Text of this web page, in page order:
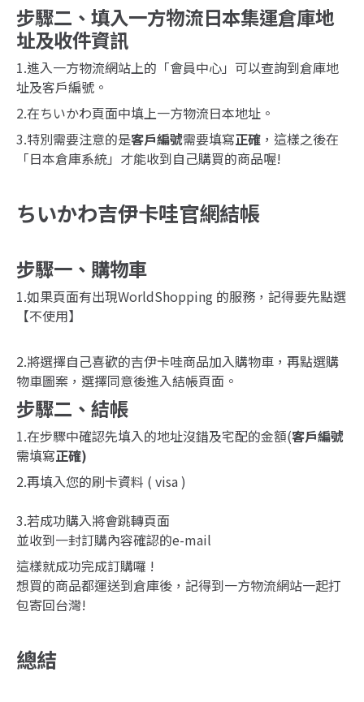
步驟二、填入一方物流日本集運倉庫地
址及收件資訊
1.進入一方物流網站上的「會員中心」可以查詢到倉庫地
址及客戶編號。
2.在ちいかわ頁面中填上一方物流日本地址。
3.特別需要注意的是客戶編號需要填寫正確 ，這樣之後在
「日本倉庫系統」才能收到自己購買的商品喔!
ちいかわ吉伊卡哇官網結帳
步驟一、購物車
1.如果頁面有出現WorldShopping 的服務，記得要先點選
【不使用】
2.將選擇自己喜歡的吉伊卡哇商品加入購物車，再點選購
物車圖案，選擇同意後進入結帳頁面。
步驟二、結帳
1.在步驟中確認先填入的地址沒錯及宅配的金額(客戶編號
需填寫正確)
2.再填入您的刷卡資料 ( visa )
3.若成功購入將會跳轉頁面
並收到一封訂購內容確認的e-mail
這樣就成功完成訂購囉 !
想買的商品都運送到倉庫後，記得到一方物流網站一起打
包寄回台灣!
總結